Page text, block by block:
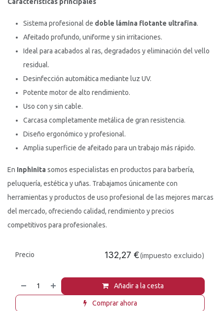
Sistema profesional de doble lámina flotante ultrafina.
Afeitado profundo, uniforme y sin irritaciones.
Ideal para acabados al ras, degradados y eliminación del vello
residual.
Desinfección automática mediante luz UV.
Potente motor de alto rendimiento.
Uso con y sin cable.
Carcasa completamente metálica de gran resistencia.
Diseño ergonómico y profesional.
Amplia superficie de afeitado para un trabajo más rápido.
En Inphinita somos especialistas en productos para barbería,
peluquería, estética y uñas. Trabajamos únicamente con
herramientas y productos de uso profesional de las mejores marcas
del mercado, ofreciendo calidad, rendimiento y precios
competitivos para profesionales.
Añadir a la cesta
Comprar ahora
Precio 132,27 €(impuesto excluido)